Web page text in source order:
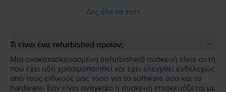
Δες όλα τα τεστ
Τι είναι ένα refurbished προϊόν;
Μια ανακατασκευασμένη (refurbished) συσκευή είναι αυτή
που έχει ήδη χρησιμοποιηθεί και έχει ελεγχθεί ενδελεχώς
από τους ειδικούς μας τόσο για το software όσο και το
hardware. Εάν είναι αναγκαίο η συσκευή επισκευάζεται με